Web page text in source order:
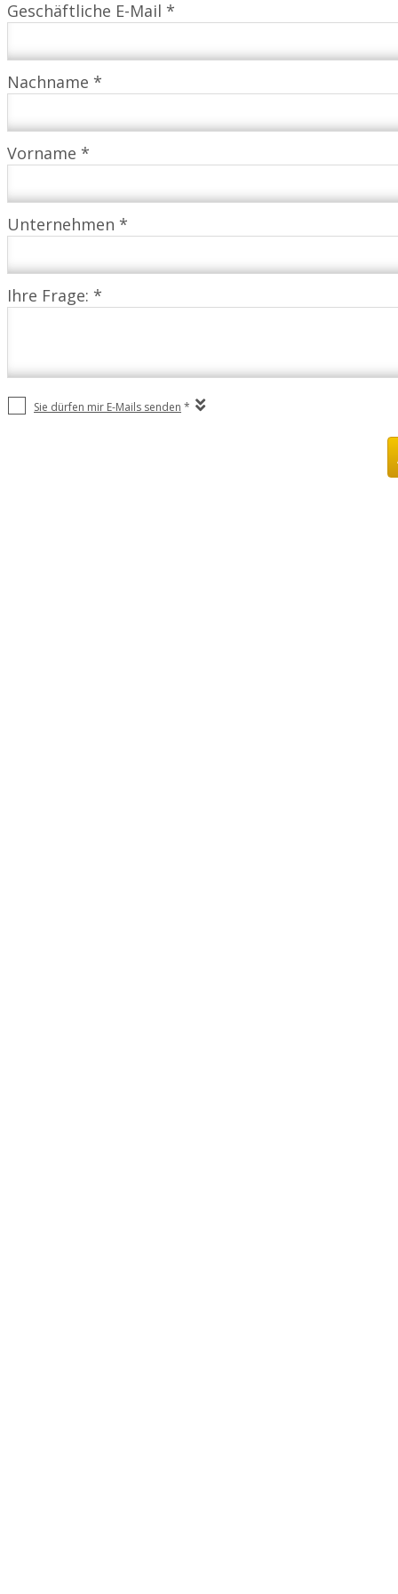
Geschäftliche E-Mail *
Nachname *
Vorname *
Unternehmen *
Ihre Frage: *
Sie dürfen mir E-Mails senden *